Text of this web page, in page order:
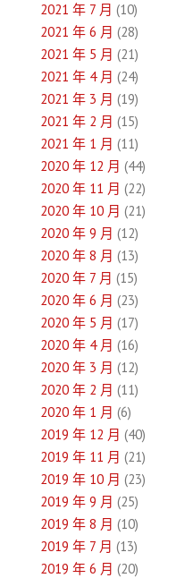
2021 年 7 月 (10)
2021 年 6 月 (28)
2021 年 5 月 (21)
2021 年 4 月 (24)
2021 年 3 月 (19)
2021 年 2 月 (15)
2021 年 1 月 (11)
2020 年 12 月 (44)
2020 年 11 月 (22)
2020 年 10 月 (21)
2020 年 9 月 (12)
2020 年 8 月 (13)
2020 年 7 月 (15)
2020 年 6 月 (23)
2020 年 5 月 (17)
2020 年 4 月 (16)
2020 年 3 月 (12)
2020 年 2 月 (11)
2020 年 1 月 (6)
2019 年 12 月 (40)
2019 年 11 月 (21)
2019 年 10 月 (23)
2019 年 9 月 (25)
2019 年 8 月 (10)
2019 年 7 月 (13)
2019 年 6 月 (20)